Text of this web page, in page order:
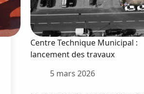
Centre Technique Municipal :
lancement des travaux
5 mars 2026